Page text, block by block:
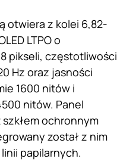
otwiera z kolei 6,82-
LTPO o
pikseli, częstotliwości
Hz oraz jasności
1600 nitów i
nitów. Panel
ochronnym
został z nim
papilarnych.